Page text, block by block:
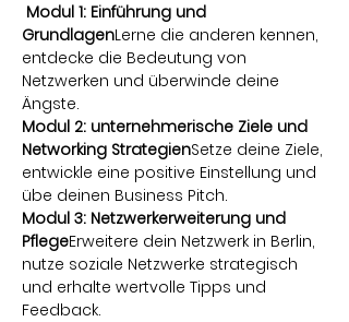
Modul 1: Einführung und
GrundlagenLerne die anderen kennen,
entdecke die Bedeutung von
Netzwerken und überwinde deine
Ängste.
Modul 2: unternehmerische Ziele und
Networking StrategienSetze deine Ziele,
entwickle eine positive Einstellung und
übe deinen Business Pitch.
Modul 3: Netzwerkerweiterung und
PflegeErweitere dein Netzwerk in Berlin,
nutze soziale Netzwerke strategisch
und erhalte wertvolle Tipps und
Feedback.